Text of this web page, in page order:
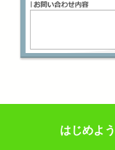
はじめよ